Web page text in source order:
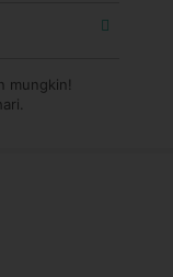
mungkin!